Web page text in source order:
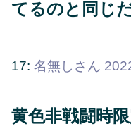
てるのと同じ
17: 名無しさん
黄色非戦闘時